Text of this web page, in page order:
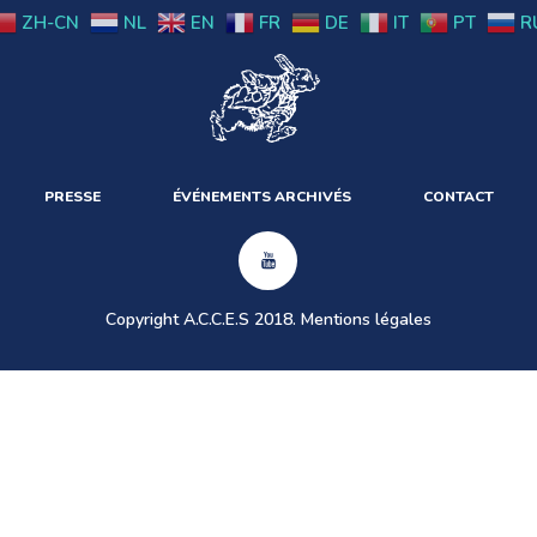
ZH-CN NL EN FR DE IT PT
PRESSE ÉVÉNEMENTS ARCHIVÉS CONTACT
Copyright A.C.C.E.S 2018. Mentions légales